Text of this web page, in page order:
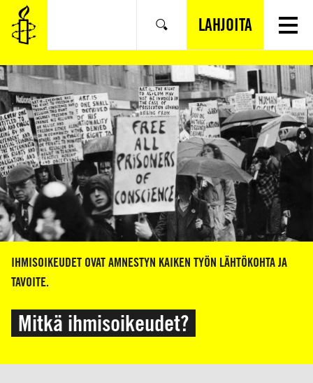
SIIRRY
VARSINAISEEN
SISÄLTÖÖN
Hae LAHJOITA
IHMISOIKEUDET OVAT AMNESTYN KAIKEN TYÖN LÄHTÖKOHTA JA
TAVOITE.
Mitkä ihmisoikeudet?